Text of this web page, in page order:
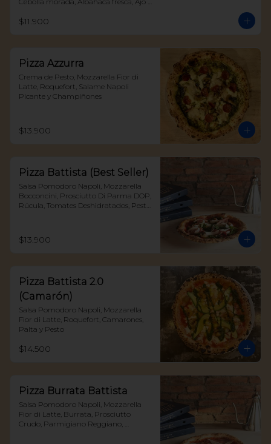
$11.900
Pizza Azzurra
Crema de Pesto, Mozzarella Fior di
Latte, Roquefort, Salame Napoli
Picante y Champiñones
$13.900
Pizza Battista (Best Seller)
Salsa Pomodoro Napoli, Mozzarella
Bocconcini, Prosciutto Di Parma DOP,
Rúcula, Tomates Deshidratados, Pesto
$13.900
Pizza Battista 2.0
(Camarón)
Salsa Pomodoro Napoli, Mozzarella
Fior di Latte, Roquefort, Camarones,
Palta y Pesto
$14.500
Pizza Burrata Battista
Salsa Pomodoro Napoli, Mozzarella
Fior di Latte, Burrata, Prosciutto
Crudo, Parmigiano Reggiano,